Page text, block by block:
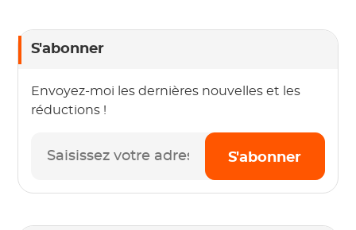
S'abonner
Envoyez-moi les dernières nouvelles et les
réductions !
S'abonner